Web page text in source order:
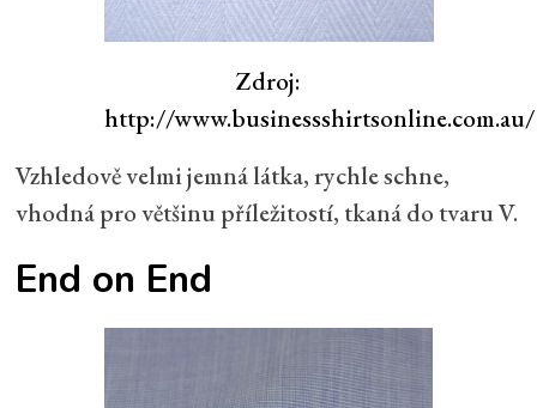
Zdroj:
http://www.businessshirtsonline.com.au/
Vzhledově velmi jemná látka, rychle schne,
vhodná pro většinu příležitostí, tkaná do tvaru V.
End on End